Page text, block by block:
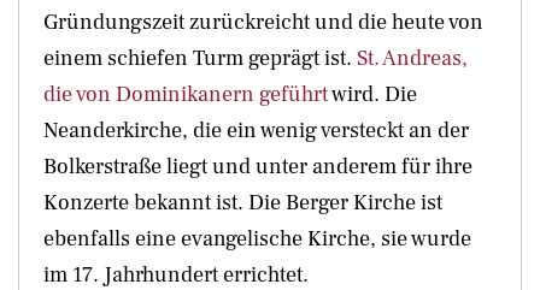
Gründungszeit zurückreicht und die heute von
einem schiefen Turm geprägt ist. St. Andreas,
die von Dominikanern geführtwird. Die
Neanderkirche, die ein wenig versteckt an der
Bolkerstraße liegt und unter anderem für ihre
Konzerte bekannt ist. Die Berger Kirche ist
ebenfalls eine evangelische Kirche, sie wurde
im 17. Jahrhundert errichtet.